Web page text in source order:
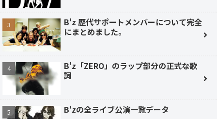
B'z 歴代サポートメンバーについて完全
にまとめました。
B'z「ZERO」のラップ部分の正式な歌
詞
B'zの全ライブ公演一覧データ